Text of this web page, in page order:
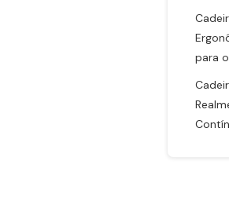
para